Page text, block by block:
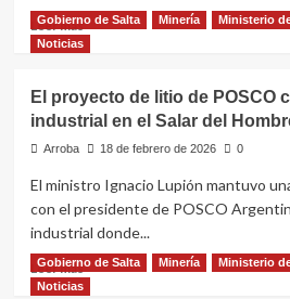
y
plata
760
millones
se
en
el
RIGI
Leer másLeer
más
Gobierno
destacó
en
Grande
el
rol
los
proveedores
Gobierno de Salta Minería
Ministerio
Noticias
El proyecto de litio de POSCO
industrial en el Salar del
Arroba 18 de febrero de 2026 0
El ministro Ignacio Lupión mantuvo
con el presidente de POSCO
industrial donde...
Leer másLeer
más
Gobierno de Salta Minería
Ministerio
Noticias